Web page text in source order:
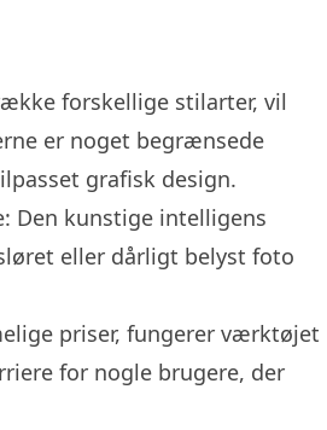
forskellige stilarter, vil
er noget begrænsede
grafisk design.
Den kunstige intelligens
eller dårligt belyst foto
priser, fungerer værktøjet
for nogle brugere, der